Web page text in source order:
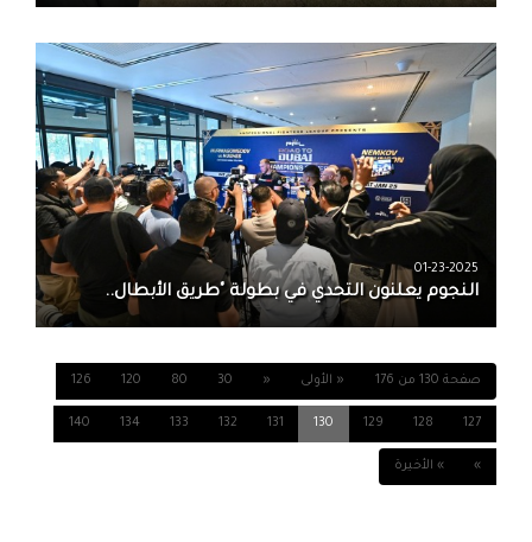
01-23-2025
النجوم يعلنون التحدي في بطولة "طريق الأبطال..
صفحة 130 من 176 « الأولى «
30
80
120
126
127
128
129
130
131
132
133
134
140
» » الأخيرة